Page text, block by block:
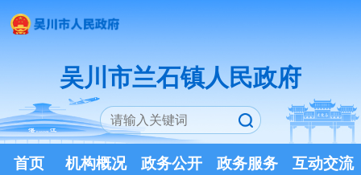
吴川市兰石镇人民政府
首页 机构概况 政务公开 政务服务 互动交流